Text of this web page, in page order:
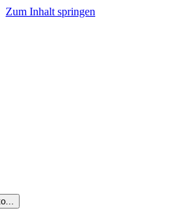
Zum Inhalt springen